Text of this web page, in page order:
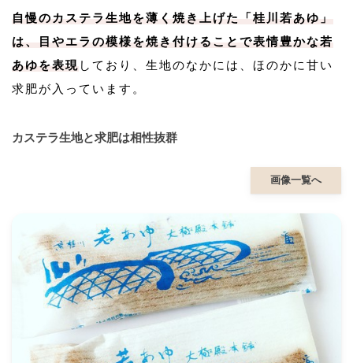
自慢のカステラ生地を薄く焼き上げた「桂川若あゆ」
は、目やエラの模様を焼き付けることで表情豊かな若
あゆを表現 しており、生地のなかには、ほのかに甘い
求肥が入っています。
カステラ生地と求肥は相性抜群
画像一覧へ